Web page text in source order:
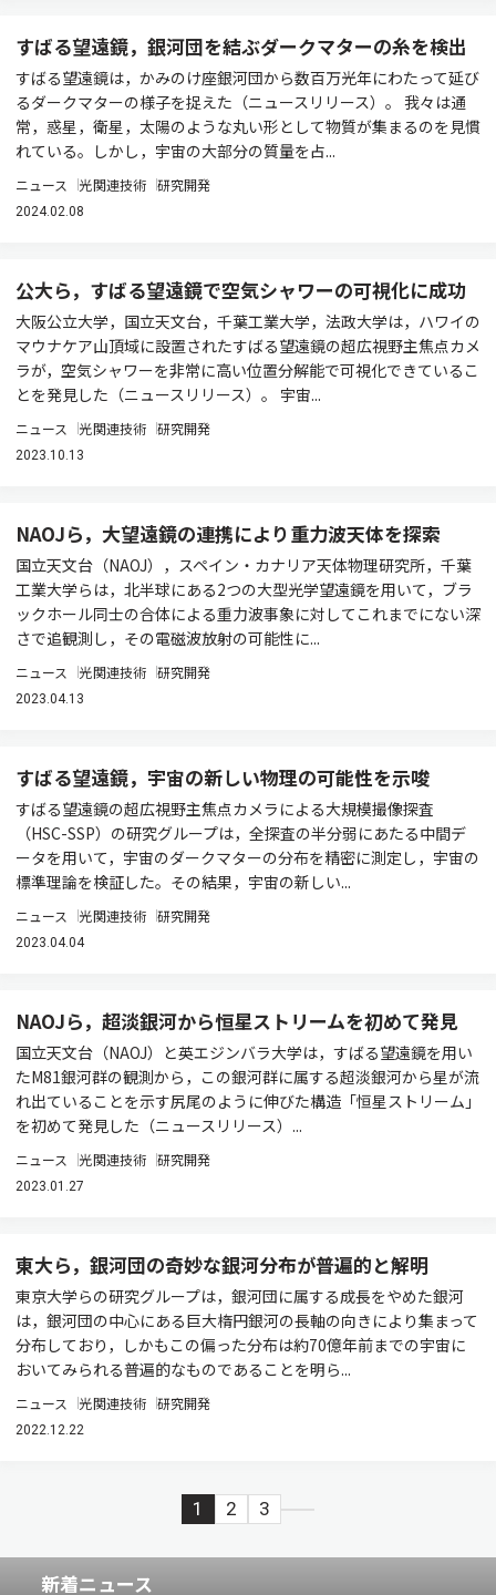
すばる望遠鏡，銀河団を結ぶダークマターの糸を検出
すばる望遠鏡は，かみのけ座銀河団から数百万光年にわたって延び
るダークマターの様子を捉えた（ニュースリリース）。 我々は通
常，惑星，衛星，太陽のような丸い形として物質が集まるのを見慣
れている。しかし，宇宙の大部分の質量を占...
ニュース 光関連技術 研究開発
2024.02.08
公大ら，すばる望遠鏡で空気シャワーの可視化に成功
大阪公立大学，国立天文台，千葉工業大学，法政大学は，ハワイの
マウナケア山頂域に設置されたすばる望遠鏡の超広視野主焦点カメ
ラが，空気シャワーを非常に高い位置分解能で可視化できているこ
とを発見した（ニュースリリース）。 宇宙...
ニュース 光関連技術 研究開発
2023.10.13
NAOJら，大望遠鏡の連携により重力波天体を探索
国立天文台（NAOJ），スペイン・カナリア天体物理研究所，千葉
工業大学らは，北半球にある2つの大型光学望遠鏡を用いて，ブラ
ックホール同士の合体による重力波事象に対してこれまでにない深
さで追観測し，その電磁波放射の可能性に...
ニュース 光関連技術 研究開発
2023.04.13
すばる望遠鏡，宇宙の新しい物理の可能性を示唆
すばる望遠鏡の超広視野主焦点カメラによる大規模撮像探査
（HSC-SSP）の研究グループは，全探査の半分弱にあたる中間デ
ータを用いて，宇宙のダークマターの分布を精密に測定し，宇宙の
標準理論を検証した。その結果，宇宙の新しい...
ニュース 光関連技術 研究開発
2023.04.04
NAOJら，超淡銀河から恒星ストリームを初めて発見
国立天文台（NAOJ）と英エジンバラ大学は，すばる望遠鏡を用い
たM81銀河群の観測から，この銀河群に属する超淡銀河から星が流
れ出ていることを示す尻尾のように伸びた構造「恒星ストリーム」
を初めて発見した（ニュースリリース）...
ニュース 光関連技術 研究開発
2023.01.27
東大ら，銀河団の奇妙な銀河分布が普遍的と解明
東京大学らの研究グループは，銀河団に属する成長をやめた銀河
は，銀河団の中心にある巨大楕円銀河の長軸の向きにより集まって
分布しており，しかもこの偏った分布は約70億年前までの宇宙に
おいてみられる普遍的なものであることを明ら...
ニュース 光関連技術 研究開発
2022.12.22
1 2 3
新着ニュース